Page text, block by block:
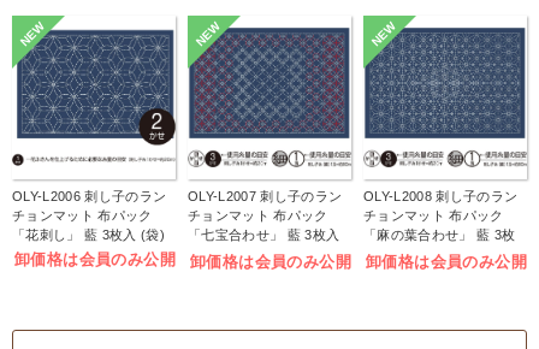
NEW
OLY-L2006 刺し子のラン
チョンマット 布パック
「花刺し」 藍 3枚入 (袋)
卸価格は会員のみ公開
NEW
OLY-L2007 刺し子のラン
チョンマット 布パック
「七宝合わせ」 藍 3枚入
(袋)
卸価格は会員のみ公開
NEW
OLY-L2008 刺し子のラン
チョンマット 布パック
「麻の葉合わせ」 藍 3枚
入 (袋)
卸価格は会員のみ公開